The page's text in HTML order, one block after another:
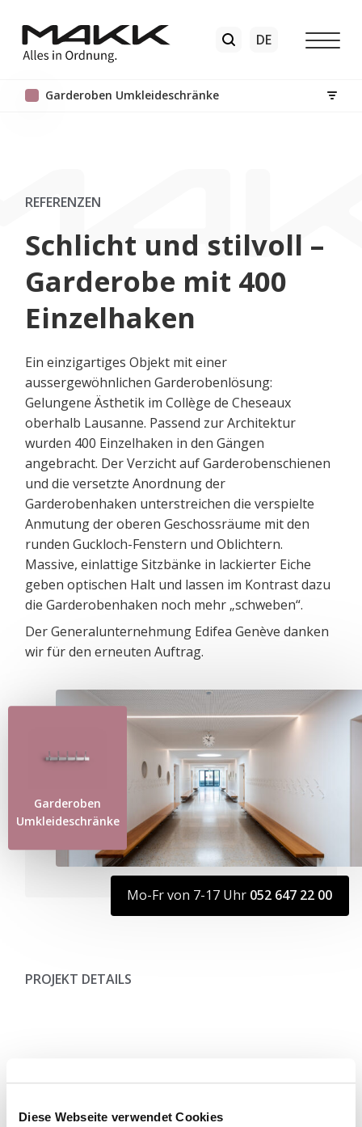
Diese Webseite verwendet Cookies
Garderoben Umkleideschränke
REFERENZEN
Schlicht und stilvoll –
Garderobe mit 400
Einzelhaken
Ein einzigartiges Objekt mit einer
aussergewöhnlichen Garderobenlösung:
Gelungene Ästhetik im Collège de Cheseaux
oberhalb Lausanne. Passend zur Architektur
wurden 400 Einzelhaken in den Gängen
angebracht. Der Verzicht auf Garderobenschienen
und die versetzte Anordnung der
Garderobenhaken unterstreichen die verspielte
Anmutung der oberen Geschossräume mit den
runden Guckloch-Fenstern und Oblichtern.
Massive, einlattige Sitzbänke in lackierter Eiche
geben optischen Halt und lassen im Kontrast dazu
die Garderobenhaken noch mehr „schweben“.
Der Generalunternehmung Edifea Genève danken
wir für den erneuten Auftrag.
Garderoben
Umkleideschränke
Mo-Fr von 7-17 Uhr 052 647 22 00
PROJEKT DETAILS
LINKS
Übersicht Garderoben und